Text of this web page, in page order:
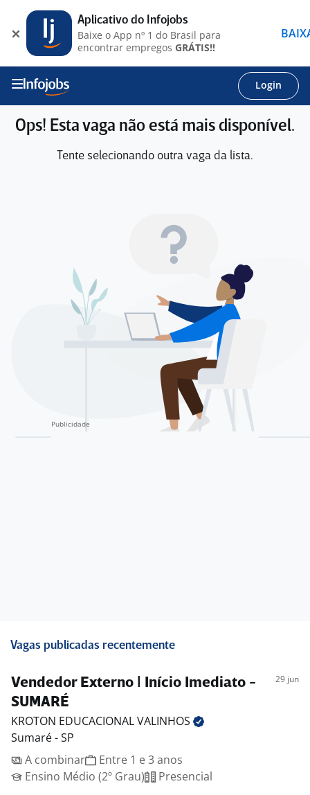
Login
Ops! Esta vaga não está mais disponível.
Tente selecionando outra vaga da lista.
Vagas publicadas recentemente
Vendedor Externo | Início Imediato -
SUMARÉ
29 jun
KROTON EDUCACIONALVALINHOS
Sumaré - SP
A combinar
Entre 1 e 3 anos
Ensino Médio (2º Grau)
Presencial
Aplicativo do Infojobs
Baixe o App nº 1 do Brasil para
encontrar empregos GRÁTIS!!